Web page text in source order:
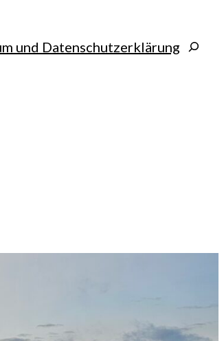
und Datenschutzerklärung Search